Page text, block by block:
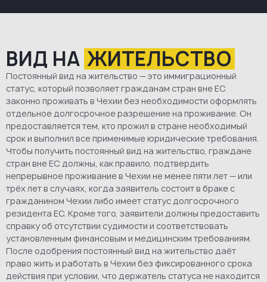
ВИД НА ЖИТЕЛЬСТВО
Постоянный вид на жительство — это иммиграционный
статус, который позволяет гражданам стран вне ЕС
законно проживать в Чехии без необходимости оформлять
отдельное долгосрочное разрешение на проживание. Он
предоставляется тем, кто прожил в стране необходимый
срок и выполнил все применимые юридические требования.
Чтобы получить постоянный вид на жительство, граждане
стран вне ЕС должны, как правило, подтвердить
непрерывное проживание в Чехии не менее пяти лет — или
трёх лет в случаях, когда заявитель состоит в браке с
гражданином Чехии либо имеет статус долгосрочного
резидента ЕС. Кроме того, заявители должны предоставить
справку об отсутствии судимости и соответствовать
установленным финансовым и медицинским требованиям.
После одобрения постоянный вид на жительство даёт
право жить и работать в Чехии без фиксированного срока
действия при условии, что держатель статуса не находится